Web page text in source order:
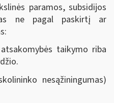
paramos, subsidijos
ne pagal paskirtį ar
taikymo riba
nesąžiningumas)